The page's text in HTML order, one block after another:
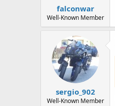
falconwar
Well-Known Member
sergio_902
Well-Known Member